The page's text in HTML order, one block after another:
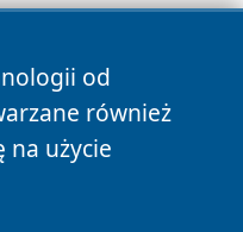
od
również
na użycie